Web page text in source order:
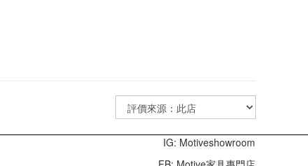
IG: Motiveshowroom